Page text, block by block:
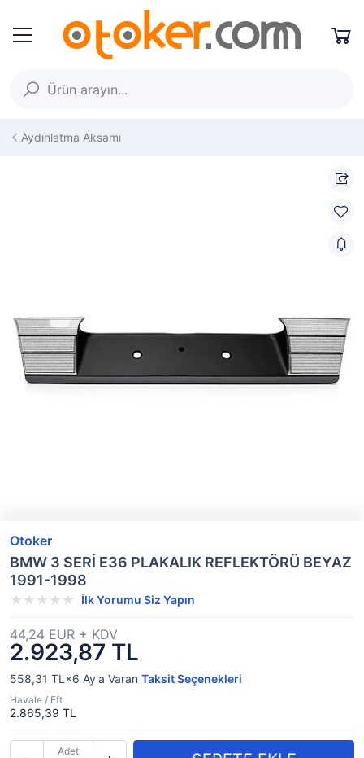
Aydınlatma Aksamı
Otoker
BMW 3 SERİ E36 PLAKALIK REFLEKTÖRÜ BEYAZ
1991-1998
İlk Yorumu Siz Yapın
2.923,87 TL
44,24 EUR + KDV
558,31 TL×6 Ay'a Varan Taksit Seçenekleri
Havale / Eft
2.865,39 TL
Adet